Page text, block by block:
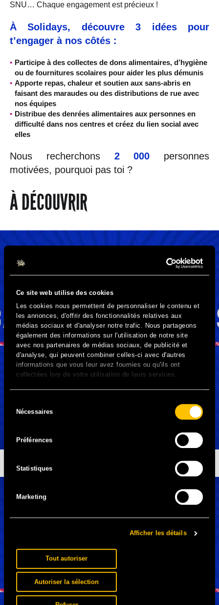
Ce site web utilise des cookies
Les cookies nous permettent de personnaliser le contenu et
les annonces, d'offrir des fonctionnalités relatives aux
médias sociaux et d'analyser notre trafic. Nous partageons
également des informations sur l'utilisation de notre site
avec nos partenaires de médias sociaux, de publicité et
d'analyse, qui peuvent combiner celles-ci avec d'autres
informations que vous leur avez fournies ou qu'ils ont
collectées lors de votre utilisation de leurs services.
duNécessaires
Préférences
Statistiques
Marketing
Afficher les détails
Tout autoriser
Autoriser la sélection
SNU… Chaque engagement est précieux !
À Solidays, découvre 3 idées pour
t’engager à nos côtés :
Participe à des collectes de dons alimentaires, d’hygiène
ou de fournitures scolaires pour aider les plus démunis
Apporte repas, chaleur et soutien aux sans-abris en
faisant des maraudes ou des distributions de rue avec
nos équipes
Distribue des denrées alimentaires aux personnes en
difficulté dans nos centres et créez du lien social avec
elles
Nous recherchons 2 000 personnes
motivées, pourquoi pas toi ?
À DÉCOUVRIR
BANQUES ALIMENTAIRES